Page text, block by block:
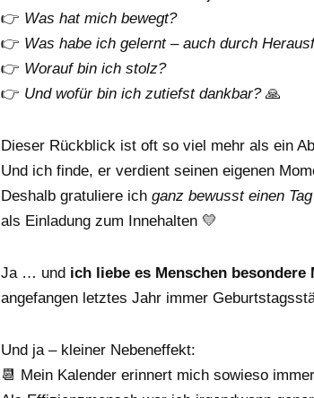
👉 Was hat mich bewegt?
👉 Was habe ich gelernt – auch durch
👉 Worauf bin ich stolz?
👉 Und wofür bin ich zutiefst dankbar?🙏
Dieser Rückblick ist oft so viel mehr als ein
Und ich finde, er verdient seinen eigenen
Deshalb gratuliere ich ganz bewusst einen
als Einladung zum Innehalten 💛
Ja … und ich liebe es Menschen besondere
angefangen letztes Jahr immer
Und ja – kleiner Nebeneffekt:
📆 Mein Kalender erinnert mich sowieso